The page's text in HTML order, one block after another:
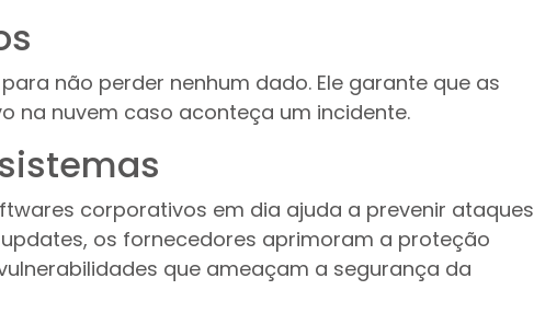
não perder nenhum dado. Ele garante que as
na nuvem caso aconteça um incidente.
corporativos em dia ajuda a prevenir ataques
os fornecedores aprimoram a proteção
que ameaçam a segurança da